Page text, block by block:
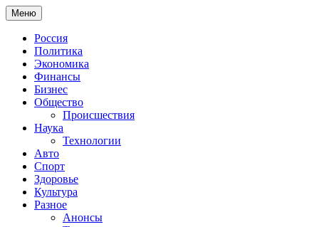
Меню
Россия
Политика
Экономика
Финансы
Бизнес
Общество
Происшествия
Наука
Технологии
Авто
Спорт
Здоровье
Культура
Разное
Анонсы